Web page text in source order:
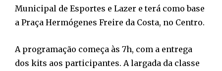
Municipal de Esportes e Lazer e terá como base
a Praça Hermógenes Freire da Costa, no Centro.
A programação começa às 7h, com a entrega
dos kits aos participantes. A largada da classe